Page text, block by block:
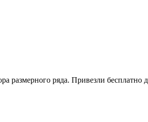
ряда. Привезли бесплатно